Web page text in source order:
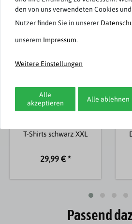
Casa Moda
T-Shirts schwarz XXL
29,99 € *
Passend
den von uns verwendeten Cookies
Nutzer finden Sie in unserer
unserem Impressum.
Weitere Einstellungen
Alle
akzeptieren
Alle ablehnen